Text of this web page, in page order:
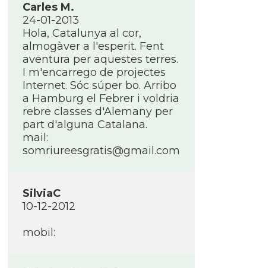
Carles M.
24-01-2013
Hola, Catalunya al cor,
almogàver a l'esperit. Fent
aventura per aquestes terres.
I m'encarrego de projectes
Internet. Sóc súper bo. Arribo
a Hamburg el Febrer i voldria
rebre classes d'Alemany per
part d'alguna Catalana.
mail:
somriureesgratis@gmail.com
SilviaC
10-12-2012
mobil: